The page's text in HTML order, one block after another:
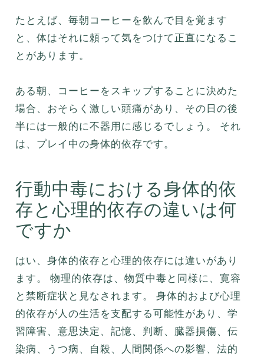
たとえば、毎朝コーヒーを飲んで目を覚ます
と、体はそれに頼って気をつけて正直になるこ
とがあります。
ある朝、コーヒーをスキップすることに決めた
場合、おそらく激しい頭痛があり、その日の後
半には一般的に不器用に感じるでしょう。 それ
は、プレイ中の身体的依存です。
行動中毒における身体的依
存と心理的依存の違いは何
ですか
はい、身体的依存と心理的依存には違いがあり
ます。 物理的依存は、物質中毒と同様に、寛容
と禁断症状と見なされます。 身体的および心理
的依存が人の生活を支配する可能性があり、学
習障害、意思決定、記憶、判断、臓器損傷、伝
染病、うつ病、自殺、人間関係への影響、法的